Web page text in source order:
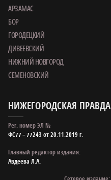
АРЗАМАС
БОР
ГОРОДЕЦКИЙ
ДИВЕЕВСКИЙ
НИЖНИЙ НОВГОРОД
СЕМЕНОВСКИЙ
НИЖЕГОРОДСКАЯ ПРАВДА
Рег. номер ЭЛ №
ФС77 – 77243 от 20.11.2019 г.
Главный редактор издания:
Авдеева Л.А.